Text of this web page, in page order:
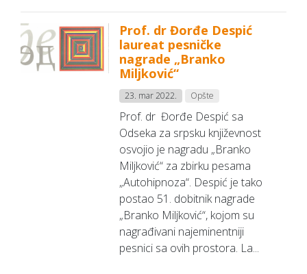
Prof. dr Đorđe Despić
laureat pesničke
nagrade „Branko
Miljković“
23. mar 2022. Opšte
Prof. dr Đorđe Despić sa
Odseka za srpsku književnost
osvojio je nagradu „Branko
Miljković“ za zbirku pesama
„Autohipnoza“. Despić je tako
postao 51. dobitnik nagrade
„Branko Miljković“, kojom su
nagrađivani najeminentniji
pesnici sa ovih prostora. La...